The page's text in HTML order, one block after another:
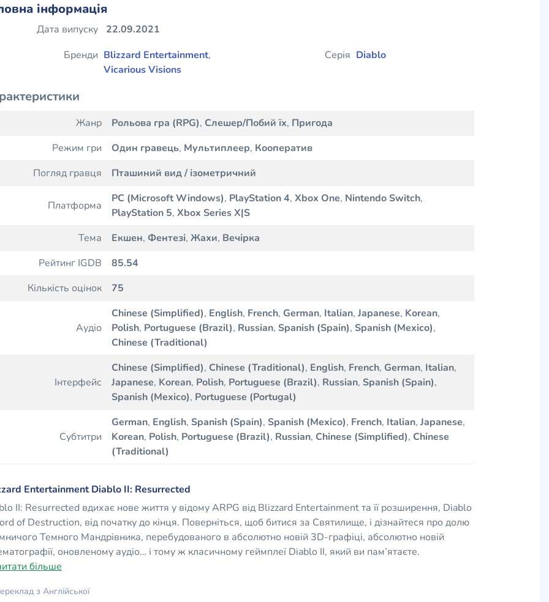
інформація
Дата випуску
22.09.2021
Бренди Blizzard Entertainment,
Vicarious Visions
Серія Diablo
Жанр Рольова гра (RPG), Слешер/Побий їх, Пригода
Режим гри
Один гравець, Мультиплеер, Кооператив
Погляд гравця
Пташиний вид / ізометричний
Платформа
PC (Microsoft Windows), PlayStation 4, Xbox One, Nintendo Switch,
PlayStation 5, Xbox Series X|S
Тема
Екшен, Фентезі, Жахи, Вечірка
Рейтинг IGDB
85.54
Кількість оцінок
75
Аудіо
Chinese (Simplified), English, French, German, Italian, Japanese, Korean,
Polish, Portuguese (Brazil), Russian, Spanish (Spain), Spanish (Mexico),
Chinese (Traditional)
Інтерфейс
Chinese (Simplified), Chinese (Traditional), English, French, German, Italian,
Japanese, Korean, Polish, Portuguese (Brazil), Russian, Spanish (Spain),
Spanish (Mexico), Portuguese (Portugal)
Субтитри
German, English, Spanish (Spain), Spanish (Mexico), French, Italian, Japanese,
Korean, Polish, Portuguese (Brazil), Russian, Chinese (Simplified), Chinese
(Traditional)
Entertainment Diablo II: Resurrected
II: Resurrected вдихає нове життя у відому ARPG від Blizzard Entertainment та її розширення, Diablo
of Destruction, від початку до кінця. Поверніться, щоб битися за Святилище, і дізнайтеся про долю
Темного Мандрівника, перебудованого в абсолютно новій 3D-графіці, абсолютно новій
оновленому аудіо… і тому ж класичному геймплеї Diablo II, який ви пам’ятаєте.
більше
з Англійської